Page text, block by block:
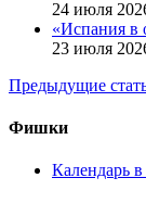
24 июля
«Испания в
23 июля
Предыдущие
Фишки
Календарь в